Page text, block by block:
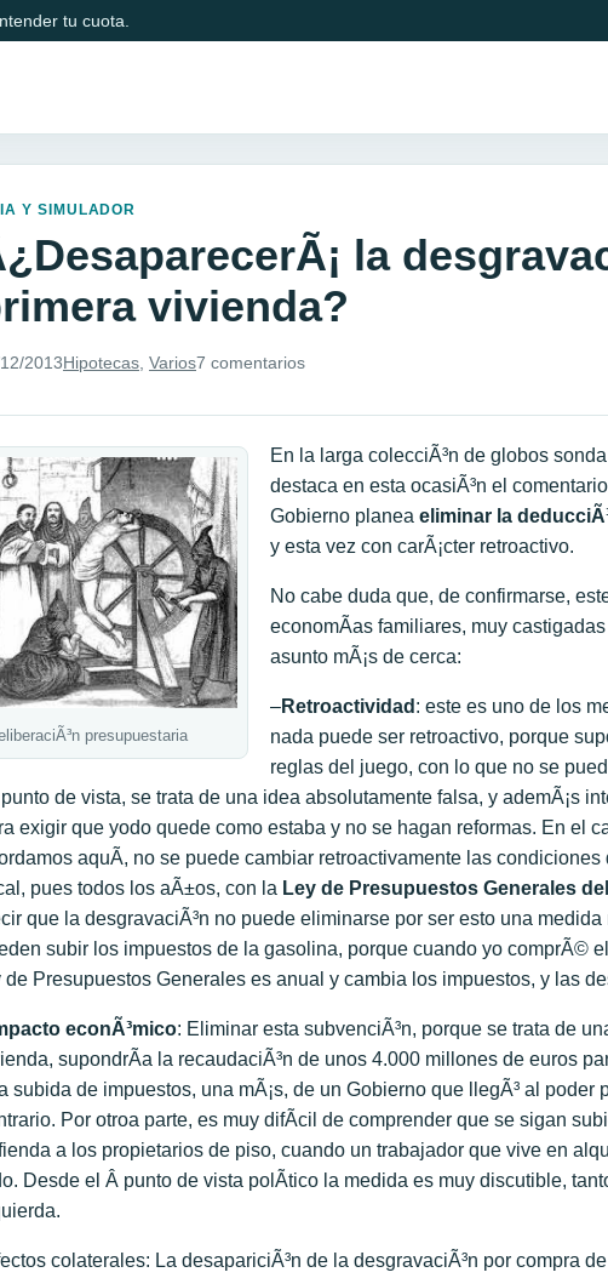
tu cuota.
Y SIMULADOR
la
vivienda?
2013Hipotecas Varios7 comentarios
presupuestaria
En la larga colecciÃ³n de globos
destaca en esta ocasiÃ³n el
Gobierno planea eliminar la
y esta vez con carÃ¡cter retroactivo.
No cabe duda que, de confirmarse,
economÃ­as familiares, muy
asunto mÃ¡s de cerca:
–Retroactividad : este es uno de los
nada puede ser retroactivo, porque
reglas del juego, con lo que no se
de vista, se trata de una idea absolutamente falsa, y ademÃ¡s
exigir que yodo quede como estaba y no se hagan reformas. En el
aquÃ­, no se puede cambiar retroactivamente las condiciones
pues todos los aÃ±os, con la Ley de Presupuestos Generales
que la desgravaciÃ³n no puede eliminarse por ser esto una
subir los impuestos de la gasolina, porque cuando yo comprÃ©
de Presupuestos Generales es anual y cambia los impuestos, y las
econÃ³mico: Eliminar esta subvenciÃ³n, porque se trata de
supondrÃ­a la recaudaciÃ³n de unos 4.000 millones de euros
subida de impuestos, una mÃ¡s, de un Gobierno que llegÃ³ al poder
Por otroa parte, es muy difÃ­cil de comprender que se sigan
a los propietarios de piso, cuando un trabajador que vive en
Desde el Â punto de vista polÃ­tico la medida es muy discutible,
colaterales: La desapariciÃ³n de la desgravaciÃ³n por compra